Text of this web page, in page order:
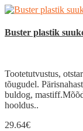
Buster plastik
Tootetutvustus,
tõugudel.
buldog,
hooldus..
29.64€